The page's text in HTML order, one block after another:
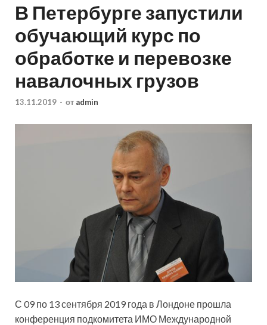
В Петербурге запустили
обучающий курс по
обработке и перевозке
навалочных грузов
13.11.2019 - от admin
С 09 по 13 сентября 2019 года в Лондоне прошла
конференция подкомитета ИМО Международной